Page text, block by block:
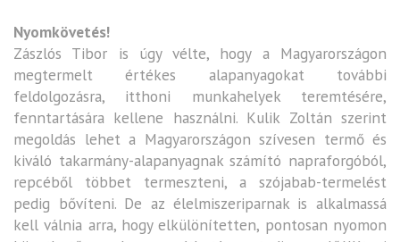
Nyomkövetés!
Zászlós Tibor is úgy vélte, hogy a Magyarországon
megtermelt értékes alapanyagokat további
feldolgozásra, itthoni munkahelyek teremtésére,
fenntartására kellene használni. Kulik Zoltán szerint
megoldás lehet a Magyarországon szívesen termő és
kiváló takarmány-alapanyagnak számító napraforgóból,
repcéből többet termeszteni, a szójabab-termelést
pedig bővíteni. De az élelmiszeriparnak is alkalmassá
kell válnia arra, hogy elkülönítetten, pontosan nyomon